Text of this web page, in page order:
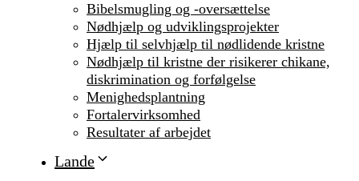
Bibelsmugling og -oversættelse
Nødhjælp og udviklingsprojekter
Hjælp til selvhjælp til nødlidende kristne
Nødhjælp til kristne der risikerer chikane,
diskrimination og forfølgelse
Menighedsplantning
Fortalervirksomhed
Resultater af arbejdet
Lande